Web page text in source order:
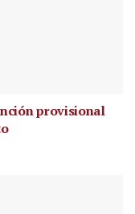
provisional